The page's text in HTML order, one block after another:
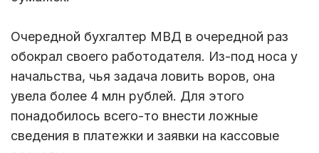
Очередной бухгалтер МВД в очередной раз
обокрал своего работодателя. Из-под носа у
начальства, чья задача ловить воров, она
увела более 4 млн рублей. Для этого
понадобилось всего-то внести ложные
сведения в платежки и заявки на кассовые